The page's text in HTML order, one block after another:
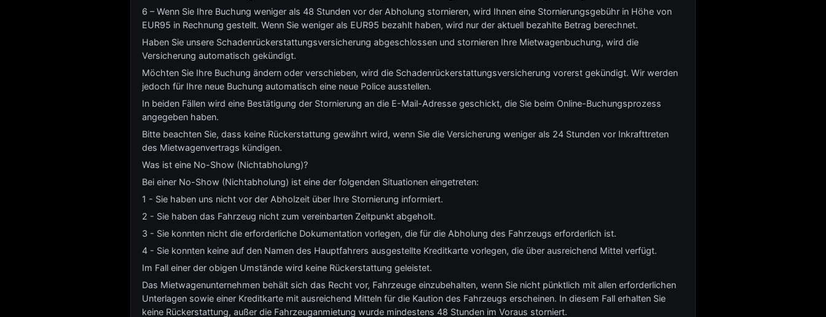
6 – Wenn Sie Ihre Buchung weniger als 48 Stunden vor der Abholung stornieren, wird Ihnen eine Stornierungsgebühr in Höhe von
EUR95 in Rechnung gestellt. Wenn Sie weniger als EUR95 bezahlt haben, wird nur der aktuell bezahlte Betrag berechnet.
Haben Sie unsere Schadenrückerstattungsversicherung abgeschlossen und stornieren Ihre Mietwagenbuchung, wird die
Versicherung automatisch gekündigt.
Möchten Sie Ihre Buchung ändern oder verschieben, wird die Schadenrückerstattungsversicherung vorerst gekündigt. Wir werden
jedoch für Ihre neue Buchung automatisch eine neue Police ausstellen.
In beiden Fällen wird eine Bestätigung der Stornierung an die E-Mail-Adresse geschickt, die Sie beim Online-Buchungsprozess
angegeben haben.
Bitte beachten Sie, dass keine Rückerstattung gewährt wird, wenn Sie die Versicherung weniger als 24 Stunden vor Inkrafttreten
des Mietwagenvertrags kündigen.
Was ist eine No-Show (Nichtabholung)?
Bei einer No-Show (Nichtabholung) ist eine der folgenden Situationen eingetreten:
1 - Sie haben uns nicht vor der Abholzeit über Ihre Stornierung informiert.
2 - Sie haben das Fahrzeug nicht zum vereinbarten Zeitpunkt abgeholt.
3 - Sie konnten nicht die erforderliche Dokumentation vorlegen, die für die Abholung des Fahrzeugs erforderlich ist.
4 - Sie konnten keine auf den Namen des Hauptfahrers ausgestellte Kreditkarte vorlegen, die über ausreichend Mittel verfügt.
Im Fall einer der obigen Umstände wird keine Rückerstattung geleistet.
Das Mietwagenunternehmen behält sich das Recht vor, Fahrzeuge einzubehalten, wenn Sie nicht pünktlich mit allen erforderlichen
Unterlagen sowie einer Kreditkarte mit ausreichend Mitteln für die Kaution des Fahrzeugs erscheinen. In diesem Fall erhalten Sie
keine Rückerstattung, außer die Fahrzeuganmietung wurde mindestens 48 Stunden im Voraus storniert.